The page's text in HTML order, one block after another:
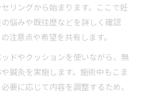
リングから始まります。ここで妊
悩みや既往歴などを詳しく確認
注意点や希望を共有します。
ドやクッションを使いながら、無
鍼灸を実施します。施術中もこま
要に応じて内容を調整するため、